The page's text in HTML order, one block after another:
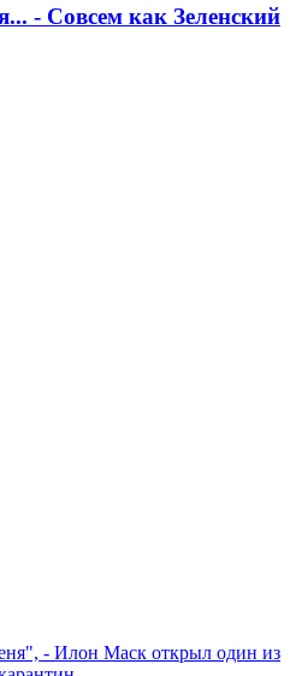
- Совсем как Зеленский